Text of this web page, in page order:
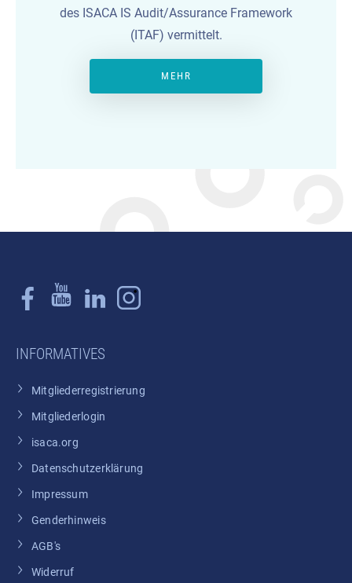
des ISACA IS Audit/Assurance Framework
(ITAF) vermittelt.
MEHR
INFORMATIVES
Mitgliederregistrierung
Mitgliederlogin
isaca.org
Datenschutzerklärung
Impressum
Genderhinweis
AGB's
Widerruf